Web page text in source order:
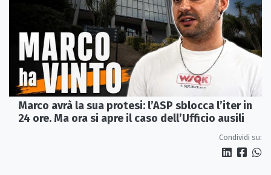
Marco avrà la sua protesi: l’ASP sblocca l’iter in
24 ore. Ma ora si apre il caso dell’Ufficio ausili
Condividi su: